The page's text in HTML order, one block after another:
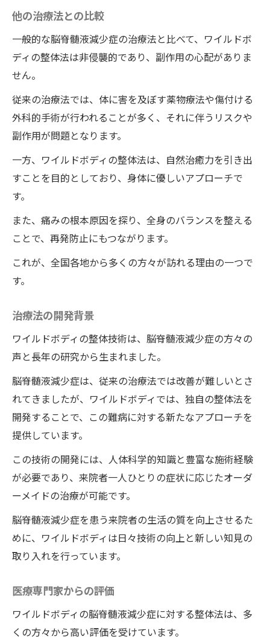
他の治療法との比較
一般的な脳脊髄液減少症の治療法と比べて、ワイルドボ
ディの整体法は非侵襲的であり、副作用の心配がありま
せん。
従来の治療法では、体に害を及ぼす薬物療法や傷付ける
外科的手術が行われることが多く、それに伴うリスクや
副作用が問題となります。
一方、ワイルドボディの整体法は、自然治癒力を引き出
すことを目的としており、身体に優しいアプローチで
す。
また、痛みの根本原因を探り、全身のバランスを整える
ことで、再発防止にもつながります。
これが、全国各地から多くの方々が訪れる理由の一つで
す。
治療法の開発背景
ワイルドボディの整体技術は、脳脊髄液減少症の方々の
声と長年の研究から生まれました。
脳脊髄液減少症は、従来の治療法では改善が難しいとさ
れてきましたが、ワイルドボディでは、独自の整体法を
開発することで、この難病に対する新たなアプローチを
提供しています。
この技術の開発には、人体科学的知識と豊富な施術経験
が必要であり、来院者一人ひとりの症状に応じたオーダ
ーメイドの治療が可能です。
脳脊髄液減少症を患う来院者の生活の質を向上させるた
めに、ワイルドボディは日々技術の向上と新しい知見の
取り入れを行っています。
医療専門家からの評価
ワイルドボディの脳脊髄液減少症に対する整体法は、多
くの方々から高い評価を受けています。